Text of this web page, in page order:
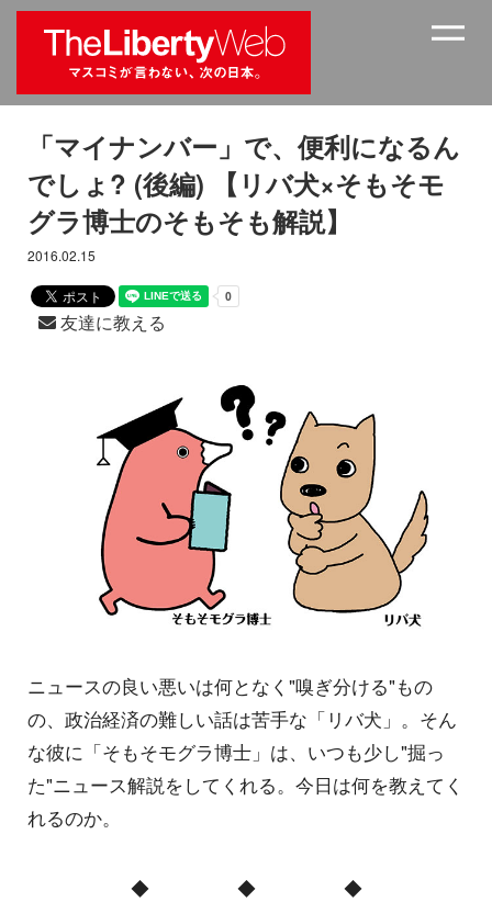
「マイナンバー」で、便利になるん
でしょ? (後編) 【リバ犬×そもそモ
グラ博士のそもそも解説】
2016.02.15
友達に教える
ニュースの良い悪いは何となく"嗅ぎ分ける"もの
の、政治経済の難しい話は苦手な「リバ犬」。そん
な彼に「そもそモグラ博士」は、いつも少し"掘っ
た"ニュース解説をしてくれる。今日は何を教えてく
れるのか。
◆ ◆ ◆